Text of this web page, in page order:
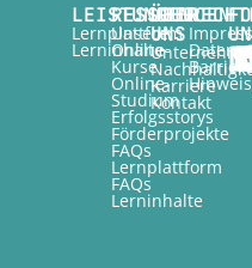
LEISTUNGEN
Lernplattform
Lerninhalte
RESSOURCEN
Unsere
Online-
Kurse
Online-
Studium
Erfolgsstorys
Förderprojekte
FAQs
Lernplattform
FAQs
Lerninhalte
ÜBER
UNS
Karriere
Kontakt